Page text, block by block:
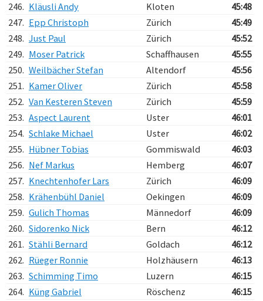
246. Kläusli Andy Kloten
45:48
247. Epp Christoph Zürich
45:49
248. Just Paul Zürich
45:52
249. Moser Patrick Schaffhausen
45:55
250. Weilbächer Stefan Altendorf
45:56
251. Kamer Oliver Zürich
45:58
252. Van Kesteren Steven Zürich
45:59
253. Aspect Laurent Uster
46:01
254. Schlake Michael Uster
46:02
255. Hübner Tobias Gommiswald
46:03
256. Nef Markus Hemberg
46:07
257. Knechtenhofer Lars Zürich
46:09
258. Krähenbühl Daniel Oekingen
46:09
259. Gulich Thomas Männedorf
46:09
260. Sidorenko Nick Bern
46:12
261. Stähli Bernard Goldach
46:12
262. Rüeger Ronnie Holzhäusern
46:13
263. Schimming Timo Luzern
46:15
264. Küng Gabriel Röschenz
46:15